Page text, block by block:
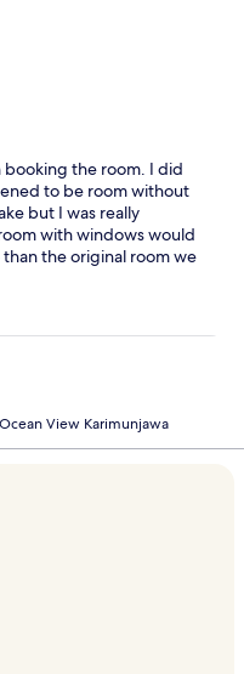
booking the room. I did
to be room without
but I was really
with windows would
the original room we
the hotel was almost
The restaurant had a
should have been fish.
but then the menu
one night us some
much of english. The
to the low season
to get there. This was
the hotel was
the hotel is great! And the
View Karimunjawa